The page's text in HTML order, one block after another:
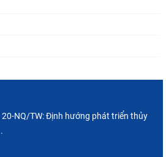
chào đón Công ty Cổ phần Thương
Sim Ba gia nhập...
ý Dự thảo Luật An toàn thực phẩm
20-NQ/TW: Định hướng phát triển thủy